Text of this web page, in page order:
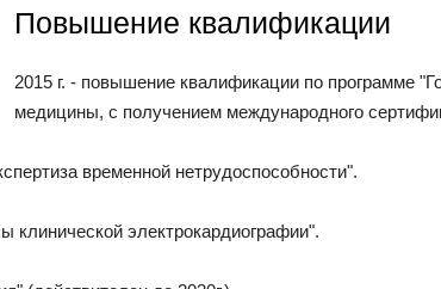
Повышение квалификации
2015 г. - повышение квалификации по программе
медицины, с получением международного
временной нетрудоспособности".
клинической электрокардиографии".